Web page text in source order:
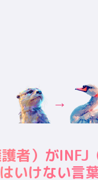
→
者）がINFJ
いけない言